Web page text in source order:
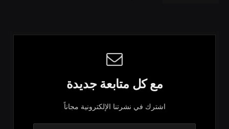
مع كل متابعة جديدة
اشترك في نشرتنا الإلكترونية مجاناً